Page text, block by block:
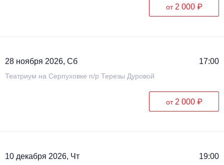
от 2 000 ₽
28 ноября 2026, Сб 17:00
Театриум на Серпуховке п/р Терезы Дуровой
от 2 000 ₽
10 декабря 2026, Чт 19:00